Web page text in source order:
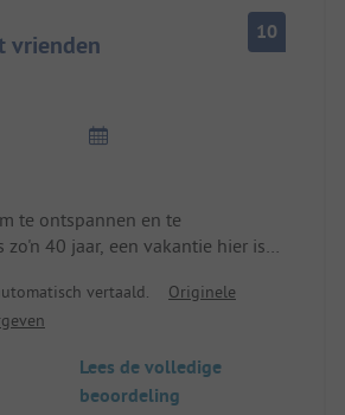
organiseren ze regelmatig een
dat wil. Heel gezellig!
vrienden 10
te ontspannen en te
zo'n 40 jaar, een vakantie hier is
en zeer goed
Familieaansluiting
👍 Tot volgend jaar en
groet uit Kassel!
vertaald.
Originele
Lees de volledige
beoordeling